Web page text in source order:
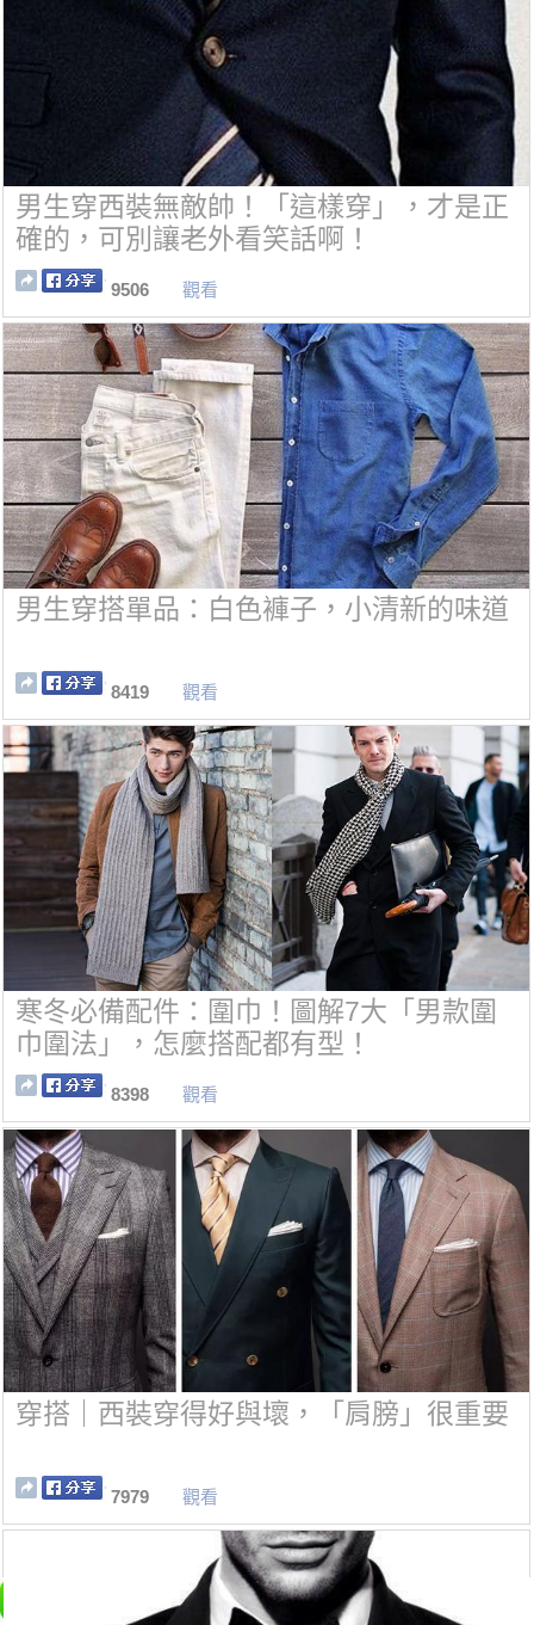
男生穿西裝無敵帥！「這樣穿」，才是正
確的，可別讓老外看笑話啊！
9506 觀看
男生穿搭單品：白色褲子，小清新的味道
8419 觀看
寒冬必備配件：圍巾！圖解7大「男款圍
巾圍法」，怎麼搭配都有型！
8398 觀看
穿搭｜西裝穿得好與壞，「肩膀」很重要
7979 觀看